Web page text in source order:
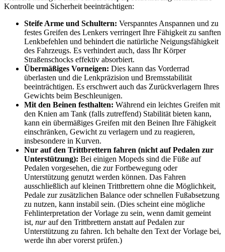
Kontrolle und Sicherheit beeinträchtigen:
Steife Arme und Schultern: Verspanntes Anspannen und zu
festes Greifen des Lenkers verringert Ihre Fähigkeit zu sanften
Lenkbefehlen und behindert die natürliche Neigungsfähigkeit
des Fahrzeugs. Es verhindert auch, dass Ihr Körper
Straßenschocks effektiv absorbiert.
Übermäßiges Vorneigen: Dies kann das Vorderrad
überlasten und die Lenkpräzision und Bremsstabilität
beeinträchtigen. Es erschwert auch das Zurückverlagern Ihres
Gewichts beim Beschleunigen.
Mit den Beinen festhalten: Während ein leichtes Greifen mit
den Knien am Tank (falls zutreffend) Stabilität bieten kann,
kann ein übermäßiges Greifen mit den Beinen Ihre Fähigkeit
einschränken, Gewicht zu verlagern und zu reagieren,
insbesondere in Kurven.
Nur auf den Trittbrettern fahren (nicht auf Pedalen zur
Unterstützung): Bei einigen Mopeds sind die Füße auf
Pedalen vorgesehen, die zur Fortbewegung oder
Unterstützung genutzt werden können. Das Fahren
ausschließlich auf kleinen Trittbrettern ohne die Möglichkeit,
Pedale zur zusätzlichen Balance oder schnellen Fußabsetzung
zu nutzen, kann instabil sein. (Dies scheint eine mögliche
Fehlinterpretation der Vorlage zu sein, wenn damit gemeint
ist, nurauf den Trittbrettern anstatt auf Pedalen zur
Unterstützung zu fahren. Ich behalte den Text der Vorlage bei,
werde ihn aber vorerst prüfen.)